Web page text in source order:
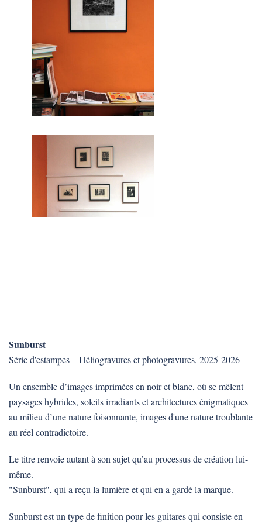
Sunburst
Série d'estampes – Héliogravures et photogravures, 2025-2026
Un ensemble d’images imprimées en noir et blanc, où se mêlent
paysages hybrides, soleils irradiants et architectures énigmatiques
au milieu d’une nature foisonnante, images d'une nature troublante
au réel contradictoire.
Le titre renvoie autant à son sujet qu’au processus de création lui-
même.
"Sunburst", qui a reçu la lumière et qui en a gardé la marque.
Sunburst est un type de finition pour les guitares qui consiste en